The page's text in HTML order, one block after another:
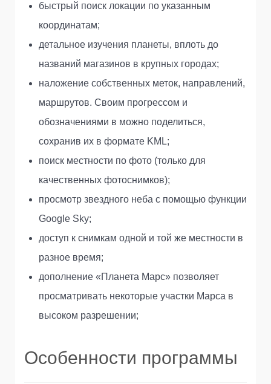
быстрый поиск локации по указанным
координатам;
детальное изучения планеты, вплоть до
названий магазинов в крупных городах;
наложение собственных меток, направлений,
маршрутов. Своим прогрессом и
обозначениями в можно поделиться,
сохранив их в формате KML;
поиск местности по фото (только для
качественных фотоснимков);
просмотр звездного неба с помощью функции
Google Sky;
доступ к снимкам одной и той же местности в
разное время;
дополнение «Планета Марс» позволяет
просматривать некоторые участки Марса в
высоком разрешении;
Особенности программы